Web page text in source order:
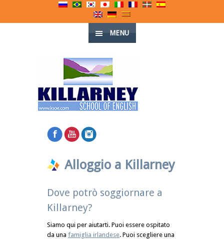
MENU
Alloggio a Killarney
Dove potrò soggiornare a
Killarney?
Siamo qui per aiutarti. Puoi essere ospitato
da una famiglia irlandese. Puoi scegliere una